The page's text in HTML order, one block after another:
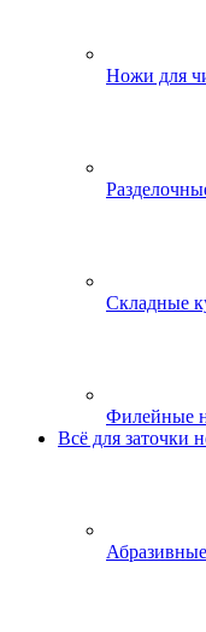
Ножи для
Складные
Филейные
Всё для заточки